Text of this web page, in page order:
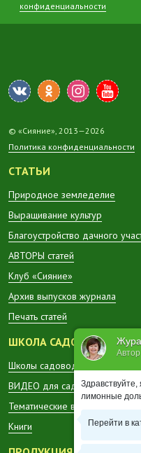
Автор
Здравствуйте,
лимонные
Перейти в
конфиденциальности
© «Сияние», 2013—2026
Политика конфиденциальности
СТАТЬИ
Природное земледелие
Выращивание культур
Благоустройство дачного
АВТОРЫ статей
Клуб «Сияние»
Архив выпусков журнала
Печать статей
ШКОЛА САДОВОДА
Школы садоводов в регионах
ВИДЕО для садоводов
Тематические вестники
Книги